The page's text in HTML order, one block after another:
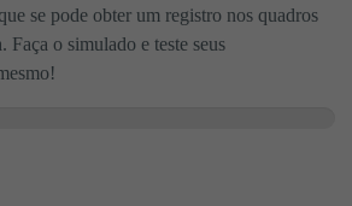
se pode obter um registro nos quadros
Faça o simulado e teste seus